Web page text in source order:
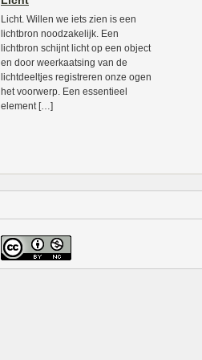
Licht. Willen we iets zien is een
lichtbron noodzakelijk. Een
lichtbron schijnt licht op een object
en door weerkaatsing van de
lichtdeeltjes registreren onze ogen
het voorwerp. Een essentieel
element […]